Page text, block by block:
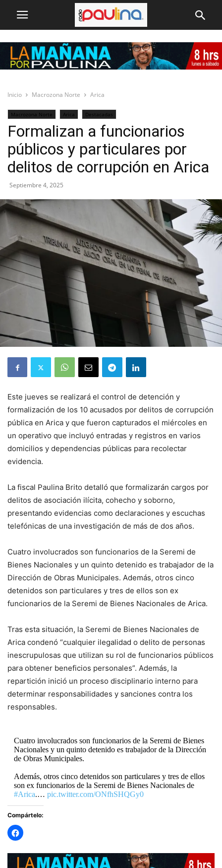
Inicio Macrozona Norte Arica
Macrozona Norte Arica Destacadas
Formalizan a funcionarios
públicos y particulares por
delitos de corrupción en Arica
Septiembre 4, 2025
Este jueves se realizará el control de detención y
formalización de los 10 acusados por delitos de corrupción
pública en Arica y que fueron capturados el miércoles en
un operativo que incluyó entradas y registros en varios
domicilios y dependencias públicas para recolectar
evidencia.
La fiscal Paulina Brito detalló que formalizarán cargos por
delitos de asociación ilícita, cohecho y soborno,
presentando evidencias como declaraciones y escuchas
telefónicas de una investigación de más de dos años.
Cuatro involucrados son funcionarios de la Seremi de
Bienes Nacionales y un quinto detenido es trabajador de la
Dirección de Obras Municipales. Además, otros cinco
detenidos son particulares y tres de ellos son ex
funcionarios de la Seremi de Bienes Nacionales de Arica.
Tras esta situación, la Seremi de Bienes Nacionales de
Arica condenó “cualquier ilegalidad o delito de personas
inescrupulosas que utilizan su rol de funcionarios públicos
para obtener beneficios personales”. Además, la
repartición inició un proceso disciplinario interno para
determinar responsabilidades y sanciones contra los
responsables.
Cuatro involucrados son funcionarios de la Seremi de Bienes
Nacionales y un quinto detenido es trabajador de la Dirección
de Obras Municipales.
Además, otros cinco detenidos son particulares y tres de ellos
son ex funcionarios de la Seremi de Bienes Nacionales de
#Arica.… pic.twitter.com/ONfhSHQGy0
— RADIO PAULINA (@radiopaulina)
Compártelo: